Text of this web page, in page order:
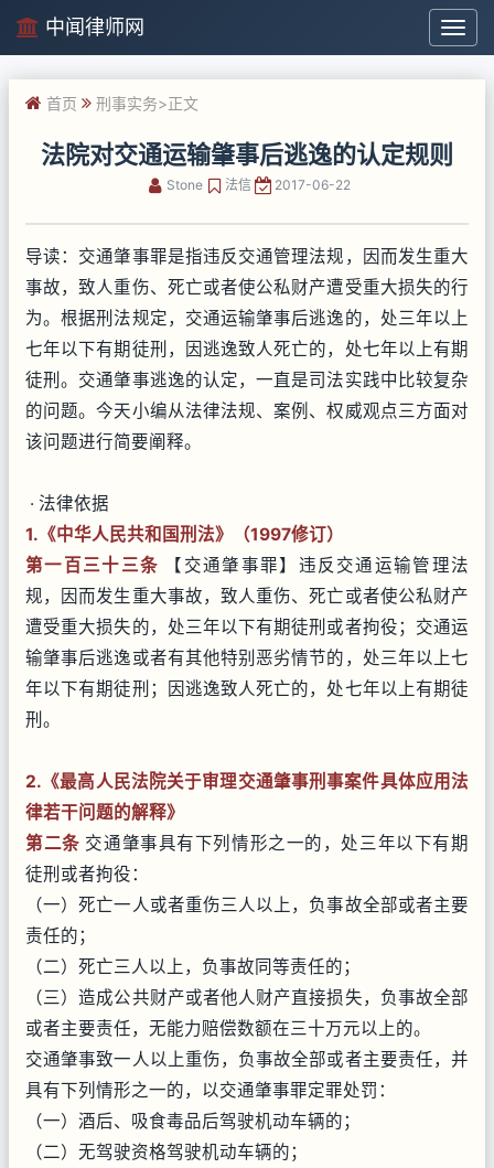
中
闻
律
中闻律师网
首页 刑事实务>正文
法院对交通运输肇事后逃逸的认定规则
Stone 法信 2017-06-22
导读：交通肇事罪是指违反交通管理法规，因而发生重大
事故，致人重伤、死亡或者使公私财产遭受重大损失的行
为。根据刑法规定，交通运输肇事后逃逸的，处三年以上
七年以下有期徒刑，因逃逸致人死亡的，处七年以上有期
徒刑。交通肇事逃逸的认定，一直是司法实践中比较复杂
的问题。今天小编从法律法规、案例、权威观点三方面对
该问题进行简要阐释。
· 法律依据
1.《中华人民共和国刑法》（1997修订）
第一百三十三条
【交通肇事罪】违反交通运输管理法
规，因而发生重大事故，致人重伤、死亡或者使公私财产
遭受重大损失的，处三年以下有期徒刑或者拘役；交通运
输肇事后逃逸或者有其他特别恶劣情节的，处三年以上七
年以下有期徒刑；因逃逸致人死亡的，处七年以上有期徒
刑。
2.《最高人民法院关于审理交通肇事刑事案件具体应用法
律若干问题的解释》
第二条 交通肇事具有下列情形之一的，处三年以下有期
徒刑或者拘役：
（一）死亡一人或者重伤三人以上，负事故全部或者主要
责任的；
（二）死亡三人以上，负事故同等责任的；
（三）造成公共财产或者他人财产直接损失，负事故全部
或者主要责任，无能力赔偿数额在三十万元以上的。
交通肇事致一人以上重伤，负事故全部或者主要责任，并
具有下列情形之一的，以交通肇事罪定罪处罚：
（一）酒后、吸食毒品后驾驶机动车辆的；
（二）无驾驶资格驾驶机动车辆的；